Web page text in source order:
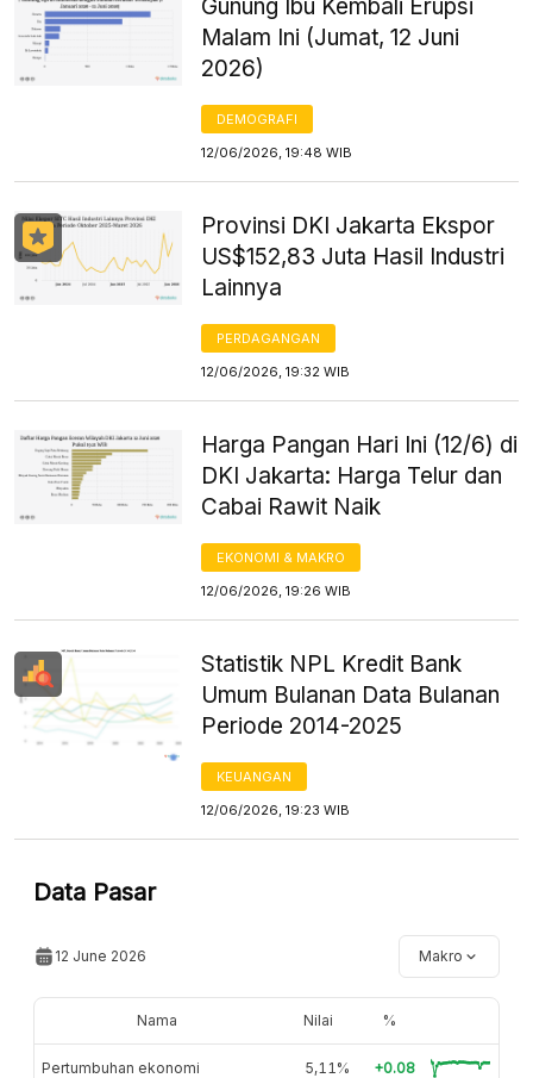
Gunung Ibu Kembali Erupsi
Malam Ini (Jumat, 12 Juni
2026)
DEMOGRAFI
12/06/2026, 19:48 WIB
Provinsi DKI Jakarta Ekspor
US$152,83 Juta Hasil Industri
Lainnya
PERDAGANGAN
12/06/2026, 19:32 WIB
Harga Pangan Hari Ini (12/6) di
DKI Jakarta: Harga Telur dan
Cabai Rawit Naik
EKONOMI & MAKRO
12/06/2026, 19:26 WIB
Statistik NPL Kredit Bank
Umum Bulanan Data Bulanan
Periode 2014-2025
KEUANGAN
12/06/2026, 19:23 WIB
Data Pasar
12 June 2026 Makro
Nama Nilai %
Pertumbuhan ekonomi 5,11% +0.08